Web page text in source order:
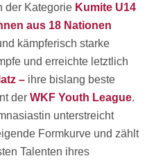
der Kategorie Kumite U14
aus 18 Nationen
kämpferisch starke
und erreichte letztlich
– ihre bislang beste
der WKF Youth League.
unterstreicht
Formkurve und zählt
Talenten ihres